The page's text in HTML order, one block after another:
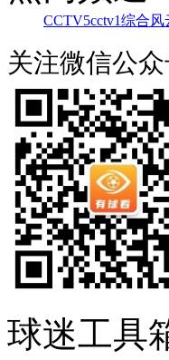
CCTV5cctv1综合风
关注微信公
球迷工具